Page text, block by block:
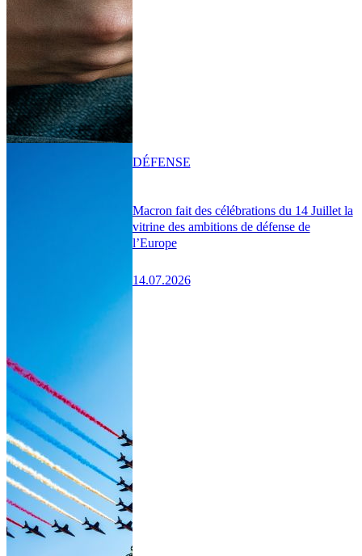
Macron fait des célébrations du 14 Juillet la
vitrine des ambitions de défense de
l’Europe
14.07.2026
DÉFENSE